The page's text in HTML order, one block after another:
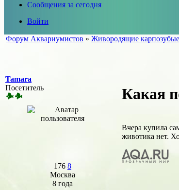
Сообщения за сегодня
Войти
Форум Аквариумистов » Живородящие карпозубые
Tamara
Посетитель
176 8
Москва
8 года
Какая
Вчера купила
животика нет.